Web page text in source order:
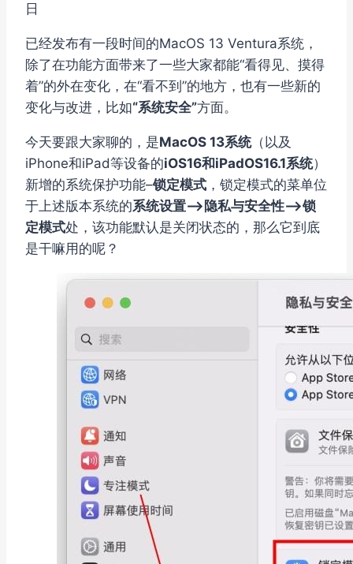
日
已经发布有一段时间的MacOS 13 Ventura系统，
除了在功能方面带来了一些大家都能“看得见、摸得
着”的外在变化，在“看不到”的地方，也有一些新的
变化与改进，比如“系统安全”方面。
今天要跟大家聊的，是MacOS 13系统（以及
iPhone和iPad等设备的iOS16和iPadOS16.1系统）
新增的系统保护功能–锁定模式 ，锁定模式的菜单位
于上述版本系统的系统设置–>隐私与安全性–>锁
定模式处，该功能默认是关闭状态的，那么它到底
是干嘛用的呢？